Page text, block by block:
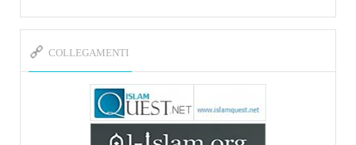
L’Abluzione rituale (wudu) secondo l’Imam Alì
e l’Imam Khomeini
della figlia di un martire
https://www.youtube.com/watch?
v=-5nPSxbf9l0&t=103s
COLLEGAMENTI